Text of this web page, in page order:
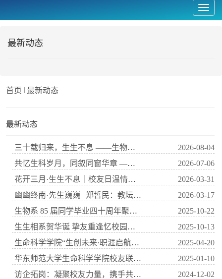
Nav2
最新动态
首页 最新动态
最新动态
三十载归来，生生不息 ——生物学系92级本科校友毕业30周年聚会活动顺利举行
2026-08-04
共忆生科岁月，同叙同窗华章 ——华东师范大学生命科学学院生物学系2002级毕业20...
2026-07-06
花开三月·生生不息｜校友日温情落幕，共叙芳华忆初心
2026-03-31
幽幽终南·先生巍巍 | 郑哲民：教坛楷模 科技精英
2026-03-17
⽣物系 85 届同学毕业四⼗周年聚会活动纪实
2025-10-22
生生相系贺华诞 挚友重逢忆校园——华东师范大学生命科学学院2025年校友日圆满...
2025-10-13
生命科学学院“生创未来·职涯启航”系列活动——名师校友教师生涯分享会顺利举...
2025-04-20
华东师范大学生命科学学院校友联谊会常务理事会召开2024年度工作会议
2025-01-10
访企拓岗：凝聚校友力量，携手共赢发展
2024-12-02